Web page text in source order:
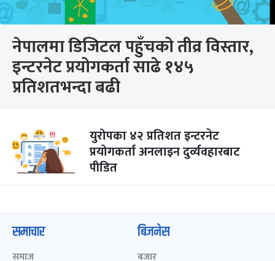
नेपालमा डिजिटल पहुँचको तीव्र विस्तार,
इन्टरनेट प्रयोगकर्ता साढे १४५
प्रतिशतभन्दा बढी
युरोपका ४२ प्रतिशत इन्टरनेट
प्रयोगकर्ता अनलाइन दुर्व्यवहारबाट
पीडित
समाचार
समाज
बिजनेस
बजार